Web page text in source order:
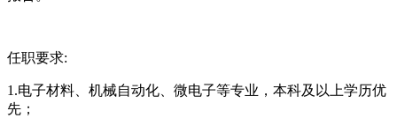
任职要求:
1.电子材料、机械自动化、微电子等专业，本科及以上学历优
先；